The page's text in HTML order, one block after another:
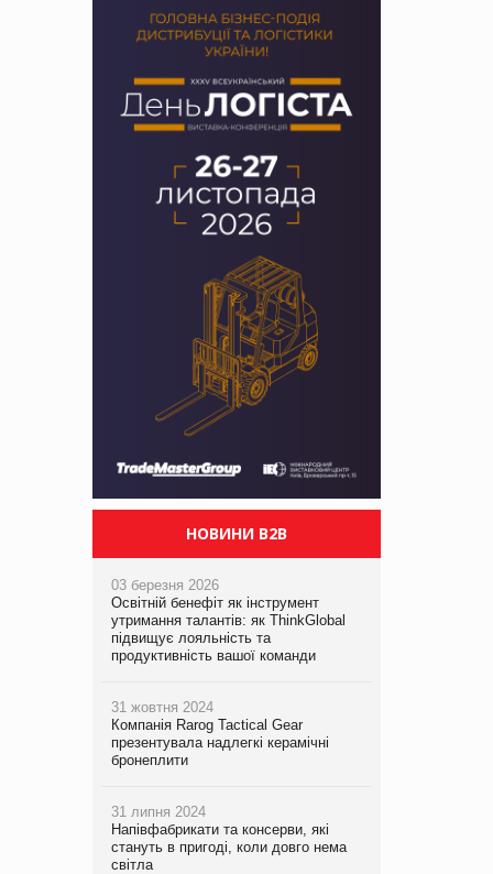
НОВИНИ B2B
03 березня 2026
Освітній бенефіт як інструмент
утримання талантів: як ThinkGlobal
підвищує лояльність та
продуктивність вашої команди
31 жовтня 2024
Компанія Rarog Tactical Gear
презентувала надлегкі керамічні
бронеплити
31 липня 2024
Напівфабрикати та консерви, які
стануть в пригоді, коли довго нема
світла